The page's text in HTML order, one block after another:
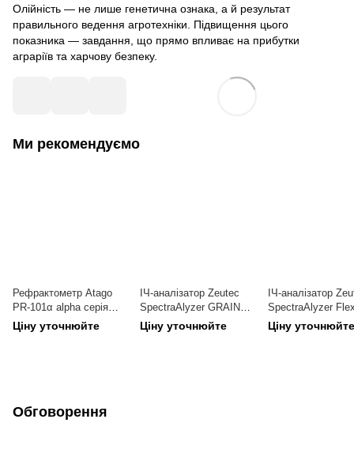
Олійність — не лише генетична ознака, а й результат
правильного ведення агротехніки. Підвищення цього
показника — завдання, що прямо впливає на прибутки
аграріїв та харчову безпеку.
Ми рекомендуємо
Рефрактометр Atago
PR-101α alpha серія
Palette, портативний,
цифровий
Ціну уточнюйте
ІЧ-аналізатор Zeutec
SpectraAlyzer GRAIN
NEO для аналізу зерна
Ціну уточнюйте
ІЧ-аналізатор
SpectraAlyzer
аналізу зернових
Ціну уточнюйте
Обговорення